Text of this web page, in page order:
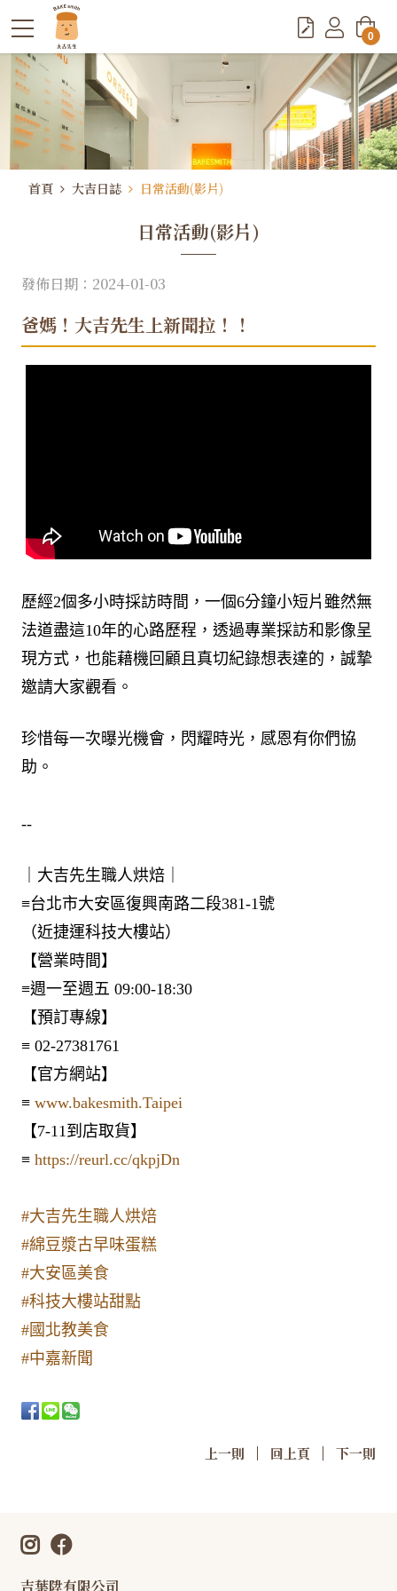
首頁 大吉日誌 日常活動(影片)
日常活動(影片)
發佈日期：2024-01-03
爸媽！大吉先生上新聞拉！！
歷經2個多小時採訪時間，一個6分鐘小短片雖然無
法道盡這10年的心路歷程，透過專業採訪和影像呈
現方式，也能藉機回顧且真切紀錄想表達的，誠摯
邀請大家觀看。
珍惜每一次曝光機會，閃耀時光，感恩有你們協
助。
--
｜大吉先生職人烘焙｜
≡台北市大安區復興南路二段381-1號
（近捷運科技大樓站）
【營業時間】
≡週一至週五 09:00-18:30
【預訂專線】
≡ 02-27381761
【官方網站】
≡ www.bakesmith.Taipei
【7-11到店取貨】
≡ https://reurl.cc/qkpjDn
#大吉先生職人烘焙
#綿豆漿古早味蛋糕
#大安區美食
#科技大樓站甜點
#國北教美食
#中嘉新聞
上一則 | 回上頁 |下一則
吉葉陞有限公司
0